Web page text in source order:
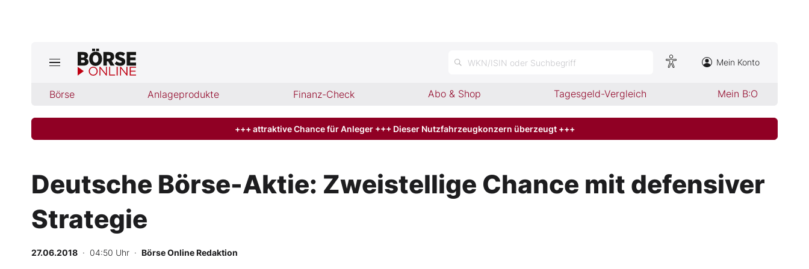
WKN/ISIN oder Suchbegriff Mein Konto
Börse Anlageprodukte Finanz-Check Abo & Shop Tagesgeld-Vergleich Mein B:O
Jetzt aktuelle Ausgabe BÖRSE ONLINE lesen
Finanz-Check
Abo & Shop
BO-Musterdepots
+++ attraktive Chance für Anleger +++ Dieser Nutzfahrzeugkonzern überzeugt +++
Deutsche Börse-Aktie: Zweistellige Chance mit defensiver
Strategie
27.06.2018 · 04:50 Uhr · Börse Online Redaktion